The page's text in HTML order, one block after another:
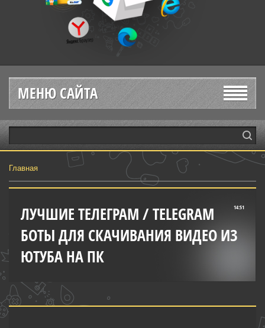
МЕНЮ САЙТА
Главная
14:51
ЛУЧШИЕ ТЕЛЕГРАМ / TELEGRAM
БОТЫ ДЛЯ СКАЧИВАНИЯ ВИДЕО ИЗ
ЮТУБА НА ПК